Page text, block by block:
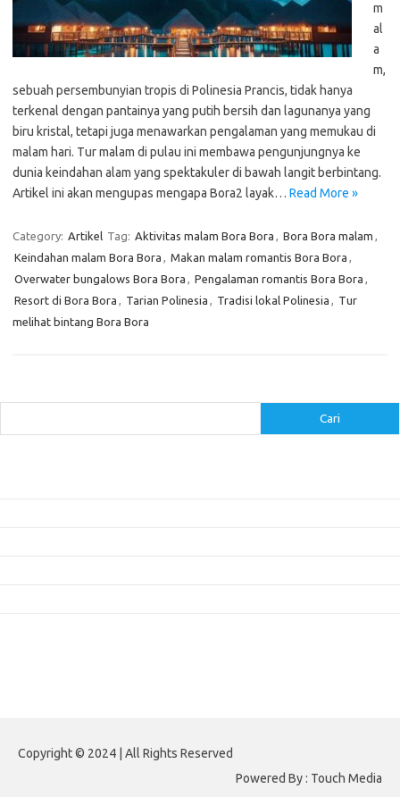
m
al
a
m,
sebuah persembunyian tropis di Polinesia Prancis, tidak hanya
terkenal dengan pantainya yang putih bersih dan lagunanya yang
biru kristal, tetapi juga menawarkan pengalaman yang memukau di
malam hari. Tur malam di pulau ini membawa pengunjungnya ke
dunia keindahan alam yang spektakuler di bawah langit berbintang.
Artikel ini akan mengupas mengapa Bora2 layak… Read More »
Category: Artikel Tag: Aktivitas malam Bora Bora , Bora Bora malam ,
Keindahan malam Bora Bora , Makan malam romantis Bora Bora ,
Overwater bungalows Bora Bora , Pengalaman romantis Bora Bora ,
Resort di Bora Bora , Tarian Polinesia , Tradisi lokal Polinesia , Tur
melihat bintang Bora Bora
Cari
Copyright © 2024 | All Rights Reserved
Powered By : Touch Media